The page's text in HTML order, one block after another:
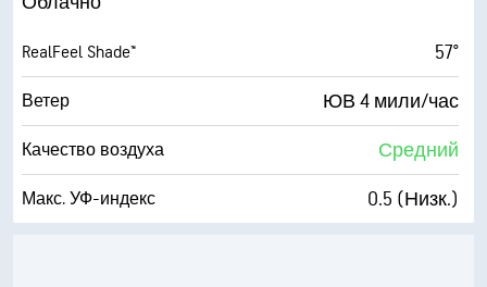
Точка росы 50° F
AccuLumen Brightness Index™ 1 (Темно)
Облачность 100 %
Видимость 10 мили
RealFeel Shade™ 57°
Ветер ЮВ 4 мили/час
Качество воздуха Средний
Макс. УФ-индекс 0.5 (Низк.)